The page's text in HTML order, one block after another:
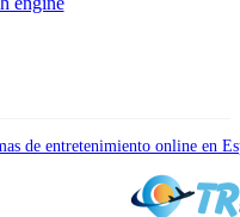
de entretenimiento online en